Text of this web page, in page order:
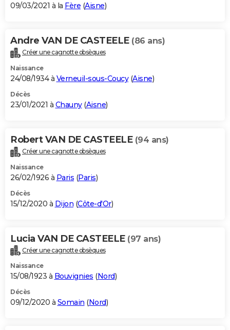
09/03/2021 à la Fère (Aisne)
Andre VAN DE CASTEELE (86 ans)
Créer une cagnotte obsèques
Naissance
24/08/1934 à Verneuil-sous-Coucy(Aisne)
Décès
23/01/2021 à Chauny(Aisne)
Robert VAN DE CASTEELE (94 ans)
Créer une cagnotte obsèques
Naissance
26/02/1926 à Paris (Paris)
Décès
15/12/2020 à Dijon (Côte-d'Or)
Lucia VAN DE CASTEELE (97 ans)
Créer une cagnotte obsèques
Naissance
15/08/1923 à Bouvignies (Nord)
Décès
09/12/2020 à Somain (Nord)